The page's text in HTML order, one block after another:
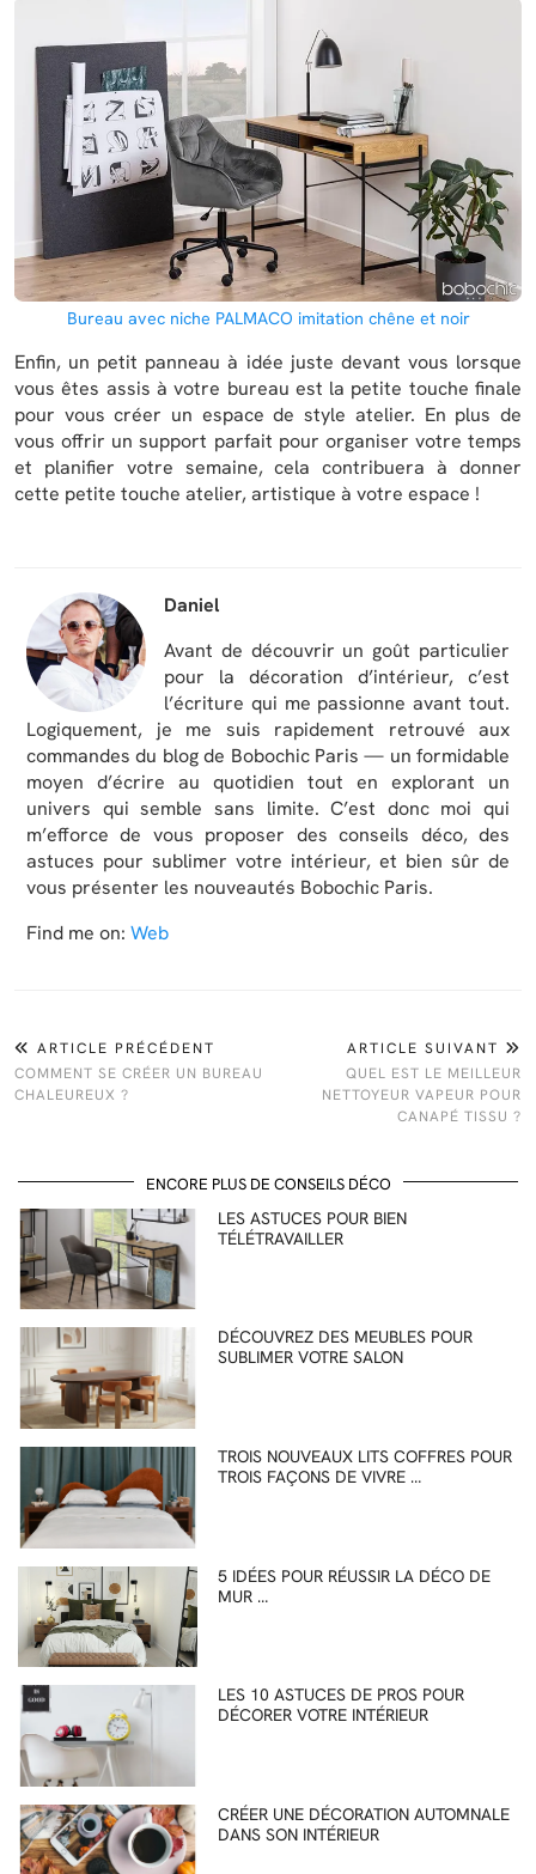
Bureau avec niche PALMACO imitation chêne et noir
Enfin, un petit panneau à idée juste devant vous lorsque
vous êtes assis à votre bureau est la petite touche finale
pour vous créer un espace de style atelier. En plus de
vous offrir un support parfait pour organiser votre temps
et planifier votre semaine, cela contribuera à donner
cette petite touche atelier, artistique à votre espace !
Daniel
Avant de découvrir un goût particulier
pour la décoration d’intérieur, c’est
l’écriture qui me passionne avant tout.
Logiquement, je me suis rapidement retrouvé aux
commandes du blog de Bobochic Paris — un formidable
moyen d’écrire au quotidien tout en explorant un
univers qui semble sans limite. C’est donc moi qui
m’efforce de vous proposer des conseils déco, des
astuces pour sublimer votre intérieur, et bien sûr de
vous présenter les nouveautés Bobochic Paris.
Find me on: Web
ARTICLE PRÉCÉDENT
COMMENT SE CRÉER UN BUREAU
CHALEUREUX ?
ARTICLE SUIVANT
QUEL EST LE MEILLEUR
NETTOYEUR VAPEUR POUR
CANAPÉ TISSU ?
ENCORE PLUS DE CONSEILS DÉCO
LES ASTUCES POUR BIEN
TÉLÉTRAVAILLER
DÉCOUVREZ DES MEUBLES POUR
SUBLIMER VOTRE SALON
TROIS NOUVEAUX LITS COFFRES POUR
TROIS FAÇONS DE VIVRE …
5 IDÉES POUR RÉUSSIR LA DÉCO DE
MUR …
LES 10 ASTUCES DE PROS POUR
DÉCORER VOTRE INTÉRIEUR
CRÉER UNE DÉCORATION AUTOMNALE
DANS SON INTÉRIEUR